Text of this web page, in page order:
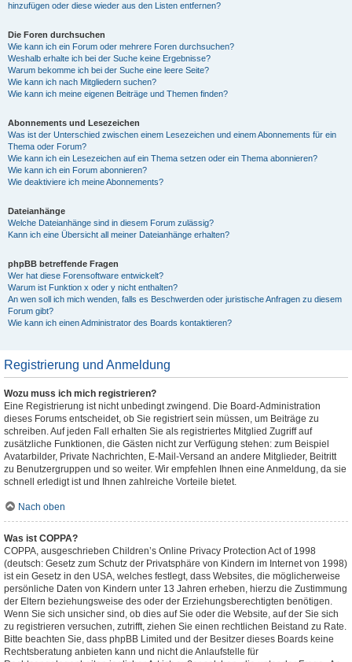
hinzufügen oder diese wieder aus den Listen entfernen?
Die Foren durchsuchen
Wie kann ich ein Forum oder mehrere Foren durchsuchen?
Weshalb erhalte ich bei der Suche keine Ergebnisse?
Warum bekomme ich bei der Suche eine leere Seite?
Wie kann ich nach Mitgliedern suchen?
Wie kann ich meine eigenen Beiträge und Themen finden?
Abonnements und Lesezeichen
Was ist der Unterschied zwischen einem Lesezeichen und einem Abonnements für ein
Thema oder Forum?
Wie kann ich ein Lesezeichen auf ein Thema setzen oder ein Thema abonnieren?
Wie kann ich ein Forum abonnieren?
Wie deaktiviere ich meine Abonnements?
Dateianhänge
Welche Dateianhänge sind in diesem Forum zulässig?
Kann ich eine Übersicht all meiner Dateianhänge erhalten?
phpBB betreffende Fragen
Wer hat diese Forensoftware entwickelt?
Warum ist Funktion x oder y nicht enthalten?
An wen soll ich mich wenden, falls es Beschwerden oder juristische Anfragen zu diesem
Forum gibt?
Wie kann ich einen Administrator des Boards kontaktieren?
Registrierung und Anmeldung
Wozu muss ich mich registrieren?
Eine Registrierung ist nicht unbedingt zwingend. Die Board-Administration
dieses Forums entscheidet, ob Sie registriert sein müssen, um Beiträge zu
schreiben. Auf jeden Fall erhalten Sie als registriertes Mitglied Zugriff auf
zusätzliche Funktionen, die Gästen nicht zur Verfügung stehen: zum Beispiel
Avatarbilder, Private Nachrichten, E-Mail-Versand an andere Mitglieder, Beitritt
zu Benutzergruppen und so weiter. Wir empfehlen Ihnen eine Anmeldung, da sie
schnell erledigt ist und Ihnen zahlreiche Vorteile bietet.
Nach oben
Was ist COPPA?
COPPA, ausgeschrieben Children’s Online Privacy Protection Act of 1998
(deutsch: Gesetz zum Schutz der Privatsphäre von Kindern im Internet von 1998)
ist ein Gesetz in den USA, welches festlegt, dass Websites, die möglicherweise
persönliche Daten von Kindern unter 13 Jahren erheben, hierzu die Zustimmung
der Eltern beziehungsweise des oder der Erziehungsberechtigten benötigen.
Wenn Sie sich unsicher sind, ob dies auf Sie oder die Website, auf der Sie sich
zu registrieren versuchen, zutrifft, ziehen Sie einen rechtlichen Beistand zu Rate.
Bitte beachten Sie, dass phpBB Limited und der Besitzer dieses Boards keine
Rechtsberatung anbieten kann und nicht die Anlaufstelle für